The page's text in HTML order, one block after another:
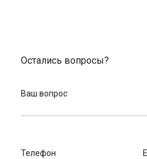
Остались вопросы?
Ваш вопрос
Телефон